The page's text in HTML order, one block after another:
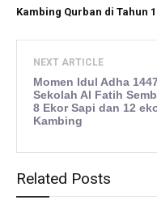
Kambing Qurban di Tahun
NEXT ARTICLE
Momen Idul Adha
Sekolah Al Fatih
8 Ekor Sapi dan 12
Kambing
Related Posts